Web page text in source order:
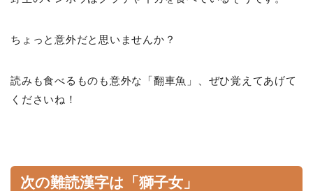
ちょっと意外だと思いませんか？
読みも食べるものも意外な「翻車魚」、ぜひ覚えてあげて
くださいね！
次の難読漢字は「獅子女」